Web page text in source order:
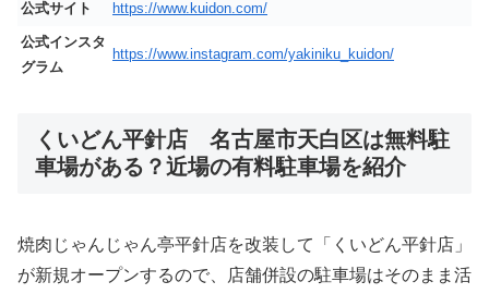
公式サイト https://www.kuidon.com/
公式インスタ
グラム
https://www.instagram.com/yakiniku_kuidon/
くいどん平針店 名古屋市天白区は無料駐
車場がある？近場の有料駐車場を紹介
焼肉じゃんじゃん亭平針店を改装して「くいどん平針店」
が新規オープンするので、店舗併設の駐車場はそのまま活